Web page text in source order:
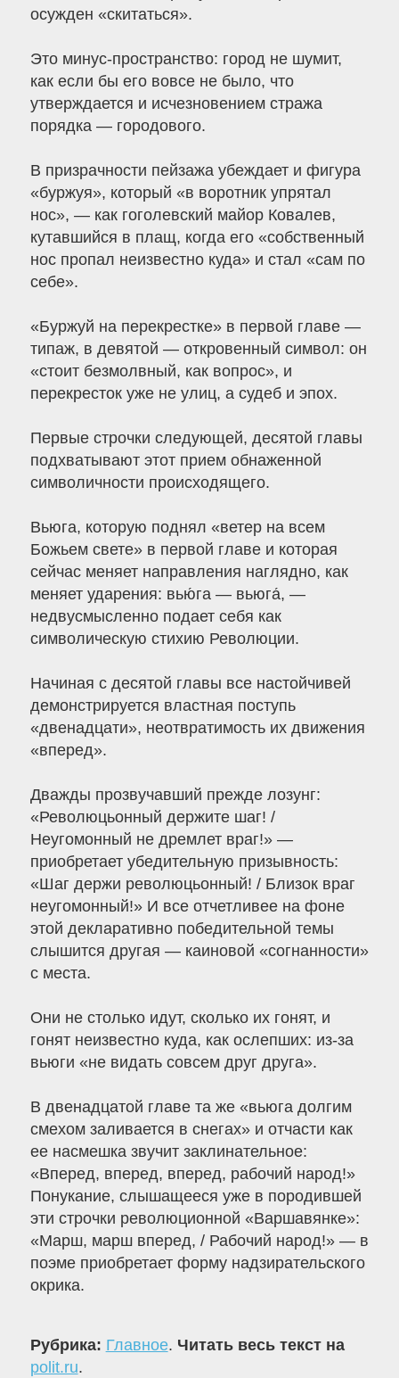
осужден «скитаться».
Это минус-пространство: город не шумит,
как если бы его вовсе не было, что
утверждается и исчезновением стража
порядка — городового.
В призрачности пейзажа убеждает и фигура
«буржуя», который «в воротник упрятал
нос», — как гоголевский майор Ковалев,
кутавшийся в плащ, когда его «собственный
нос пропал неизвестно куда» и стал «сам по
себе».
«Буржуй на перекрестке» в первой главе —
типаж, в девятой — откровенный символ: он
«стоит безмолвный, как вопрос», и
перекресток уже не улиц, а судеб и эпох.
Первые строчки следующей, десятой главы
подхватывают этот прием обнаженной
символичности происходящего.
Вьюга, которую поднял «ветер на всем
Божьем свете» в первой главе и которая
сейчас меняет направления наглядно, как
меняет ударения: вью́га — вьюга́, —
недвусмысленно подает себя как
символическую стихию Революции.
Начиная с десятой главы все настойчивей
демонстрируется властная поступь
«двенадцати», неотвратимость их движения
«вперед».
Дважды прозвучавший прежде лозунг:
«Революцьонный держите шаг! /
Неугомонный не дремлет враг!» —
приобретает убедительную призывность:
«Шаг держи революцьонный! / Близок враг
неугомонный!» И все отчетливее на фоне
этой декларативно победительной темы
слышится другая — каиновой «согнанности»
с места.
Они не столько идут, сколько их гонят, и
гонят неизвестно куда, как ослепших: из-за
вьюги «не видать совсем друг друга».
В двенадцатой главе та же «вьюга долгим
смехом заливается в снегах» и отчасти как
ее насмешка звучит заклинательное:
«Вперед, вперед, вперед, рабочий народ!»
Понукание, слышащееся уже в породившей
эти строчки революционной «Варшавянке»:
«Марш, марш вперед, / Рабочий народ!» — в
поэме приобретает форму надзирательского
окрика.
Рубрика: Главное. Читать весь текст на
polit.ru.